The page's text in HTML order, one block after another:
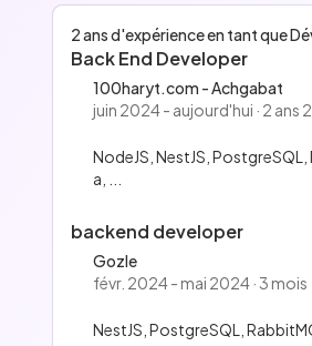
2 ans d'expérience en tant que
Back End Developer
100haryt.com - Achgabat
juin 2024 - aujourd'hui · 2 ans
NodeJS, NestJS,
a, ...
backend developer
Gozle
févr. 2024 - mai 2024 · 3 mois
NestJS, PostgreSQL,